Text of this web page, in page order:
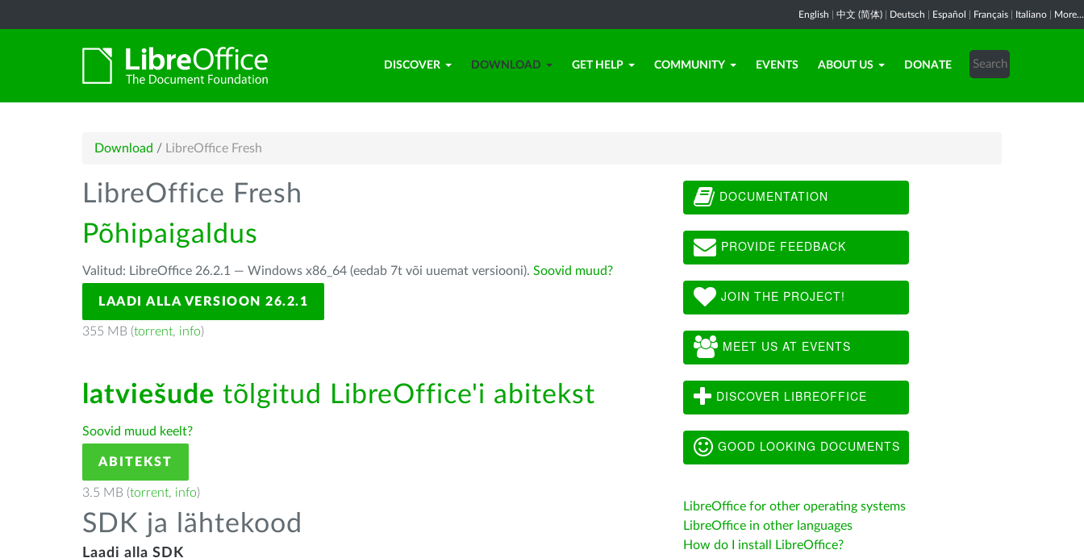
English 中文 (简体) Deutsch Español Français Italiano More...
DISCOVER DOWNLOAD GET HELP COMMUNITY EVENTS ABOUT US DONATE
Download / LibreOffice Fresh
LibreOffice Fresh
Põhipaigaldus
Valitud: LibreOffice 26.2.1 — Windows x86_64 (eedab 7t või uuemat versiooni). Soovid muud?
LAADI ALLA VERSIOON 26.2.1
355 MB (torrent, info)
latviešude tõlgitud LibreOffice'i abitekst
Soovid muud keelt?
ABITEKST
3.5 MB (torrent, info)
SDK ja lähtekood
Laadi alla SDK
DOCUMENTATION
PROVIDE FEEDBACK
JOIN THE PROJECT!
MEET US AT EVENTS
DISCOVER LIBREOFFICE
GOOD LOOKING DOCUMENTS
LibreOffice for other operating systems
LibreOffice in other languages
How do I install LibreOffice?